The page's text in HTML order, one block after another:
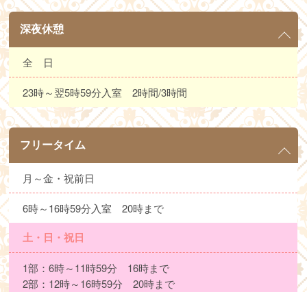
深夜休憩
全 日
23時～翌5時59分入室 2時間/3時間
フリータイム
月～金・祝前日
6時～16時59分入室 20時まで
土・日・祝日
1部：6時～11時59分 16時まで
2部：12時～16時59分 20時まで